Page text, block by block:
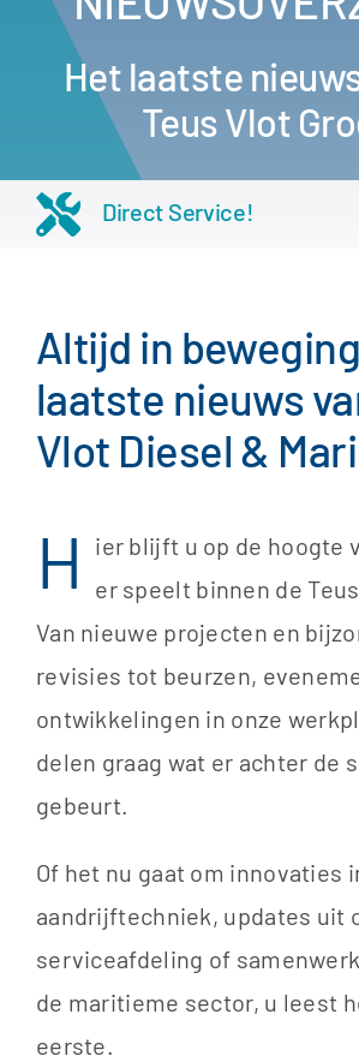
Het laatste
Teus Vlot
Direct Service!
Altijd in
laatste nieuws
Vlot Diesel &
H
​ier blijft u op de hoogte
er speelt binnen de
Van nieuwe projecten en
revisies tot beurzen,
ontwikkelingen in onze
delen graag wat er achter de
gebeurt.
Of het nu gaat om innovaties
aandrijftechniek, updates uit
serviceafdeling of
de maritieme sector, u leest
eerste.